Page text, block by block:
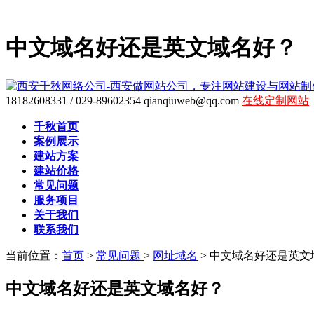
中文域名好还是英文域名好？
18182608331 / 029-89602354 qianqiuweb@qq.com 在线定制网站
千秋首页
案例展示
建站方案
建站价格
常见问题
服务项目
关于我们
联系我们
当前位置： 首页 > 常见问题 > 网址域名 > 中文域名好还是英文
中文域名好还是英文域名好？